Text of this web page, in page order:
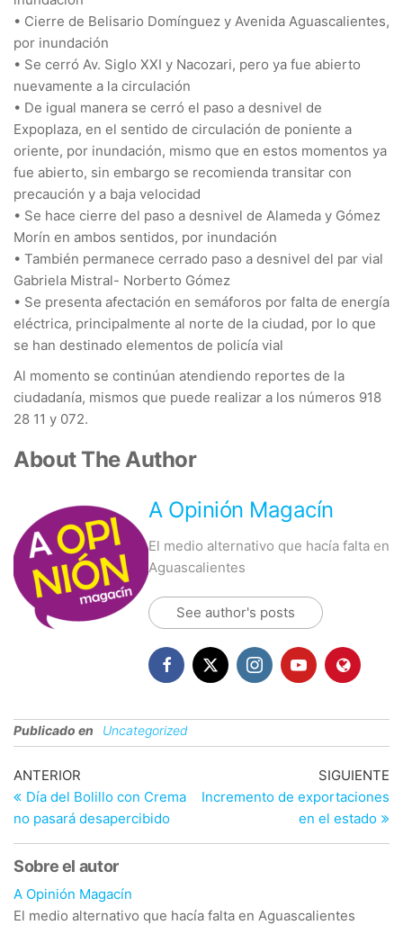
• Cierre de Belisario Domínguez y Avenida Aguascalientes,
por inundación
• Se cerró Av. Siglo XXI y Nacozari, pero ya fue abierto
nuevamente a la circulación
• De igual manera se cerró el paso a desnivel de
Expoplaza, en el sentido de circulación de poniente a
oriente, por inundación, mismo que en estos momentos ya
fue abierto, sin embargo se recomienda transitar con
precaución y a baja velocidad
• Se hace cierre del paso a desnivel de Alameda y Gómez
Morín en ambos sentidos, por inundación
• También permanece cerrado paso a desnivel del par vial
Gabriela Mistral- Norberto Gómez
• Se presenta afectación en semáforos por falta de energía
eléctrica, principalmente al norte de la ciudad, por lo que
se han destinado elementos de policía vial
Al momento se continúan atendiendo reportes de la
ciudadanía, mismos que puede realizar a los números 918
28 11 y 072.
About The Author
A Opinión Magacín
El medio alternativo que hacía falta en
Aguascalientes
See author's posts
Publicado en Uncategorized
Navegación
de
entradas
Entrada
anterior
ANTERIOR
Día del Bolillo con Crema
no pasará desapercibido
SIGUIENTE
Incremento de exportaciones
en el estado
Sobre el autor
A Opinión Magacín
El medio alternativo que hacía falta en Aguascalientes